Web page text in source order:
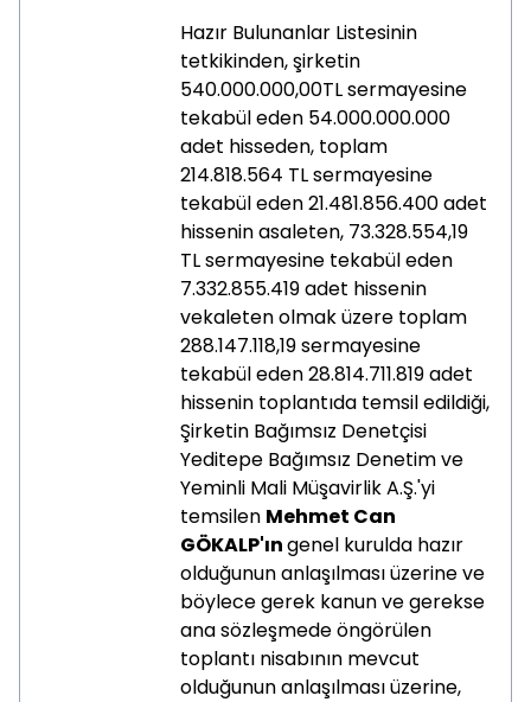
Hazır Bulunanlar Listesinin
tetkikinden, şirketin
540.000.000,00TL sermayesine
tekabül eden 54.000.000.000
adet hisseden, toplam
214.818.564 TL sermayesine
tekabül eden 21.481.856.400 adet
hissenin asaleten, 73.328.554,19
TL sermayesine tekabül eden
7.332.855.419 adet hissenin
vekaleten olmak üzere toplam
288.147.118,19 sermayesine
tekabül eden 28.814.711.819 adet
hissenin toplantıda temsil edildiği,
Şirketin Bağımsız Denetçisi
Yeditepe Bağımsız Denetim ve
Yeminli Mali Müşavirlik A.Ş.'yi
temsilen Mehmet Can
GÖKALP'ıngenel kurulda hazır
olduğunun anlaşılması üzerine ve
böylece gerek kanun ve gerekse
ana sözleşmede öngörülen
toplantı nisabının mevcut
olduğunun anlaşılması üzerine,